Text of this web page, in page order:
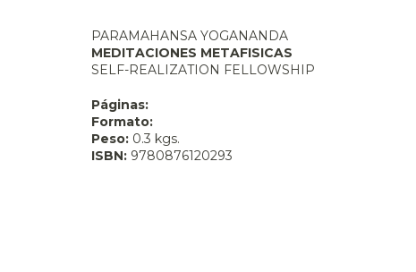
PARAMAHANSA YOGANANDA
MEDITACIONES METAFISICAS
SELF-REALIZATION FELLOWSHIP
Páginas:
Formato:
Peso: 0.3 kgs.
ISBN: 9780876120293